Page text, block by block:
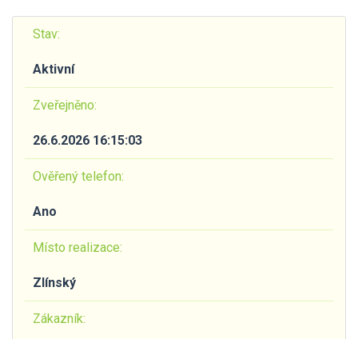
Stav:
Aktivní
Zveřejněno:
26.6.2026 16:15:03
Ověřený telefon:
Ano
Místo realizace:
Zlínský
Zákazník: